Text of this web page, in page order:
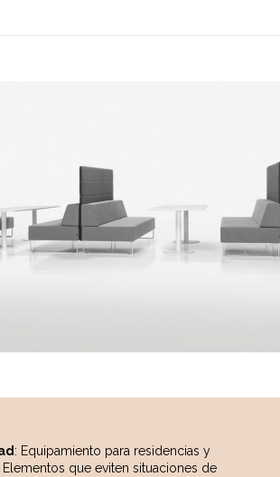
: Equipamiento para residencias y
Elementos que eviten situaciones de